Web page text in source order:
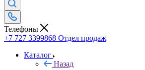
Телефоны
+7 727 3399868 Отдел продаж
Каталог
Назад